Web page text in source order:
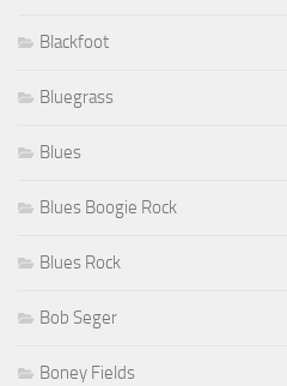
Blackfoot
Bluegrass
Blues
Blues Boogie Rock
Blues Rock
Bob Seger
Boney Fields